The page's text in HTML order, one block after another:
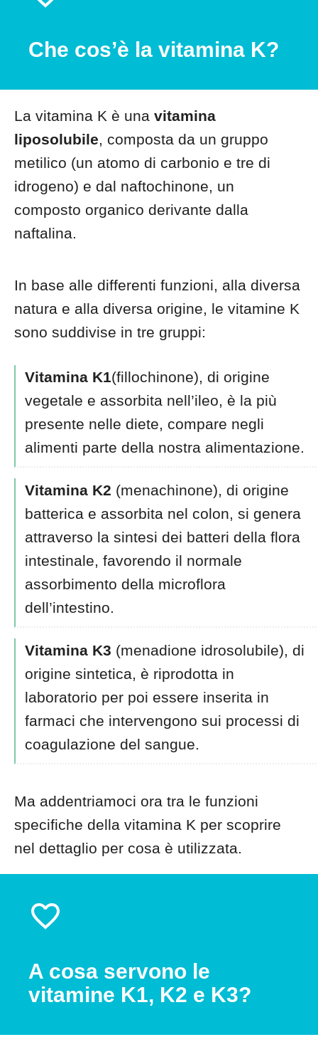
Che cos’è la vitamina K?
La vitamina K è una vitamina
liposolubile, composta da un gruppo
metilico (un atomo di carbonio e tre di
idrogeno) e dal naftochinone, un
composto organico derivante dalla
naftalina.
In base alle differenti funzioni, alla diversa
natura e alla diversa origine, le vitamine K
sono suddivise in tre gruppi:
Vitamina K1(fillochinone), di origine
vegetale e assorbita nell’ileo, è la più
presente nelle diete, compare negli
alimenti parte della nostra alimentazione.
Vitamina K2 (menachinone), di origine
batterica e assorbita nel colon, si genera
attraverso la sintesi dei batteri della flora
intestinale, favorendo il normale
assorbimento della microflora
dell’intestino.
Vitamina K3 (menadione idrosolubile), di
origine sintetica, è riprodotta in
laboratorio per poi essere inserita in
farmaci che intervengono sui processi di
coagulazione del sangue.
Ma addentriamoci ora tra le funzioni
specifiche della vitamina K per scoprire
nel dettaglio per cosa è utilizzata.
A cosa servono le
vitamine K1, K2 e K3?